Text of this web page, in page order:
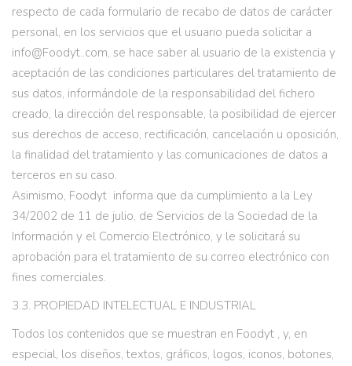
respecto de cada formulario de recabo de datos de carácter
personal, en los servicios que el usuario pueda solicitar a
info@Foodyt..com, se hace saber al usuario de la existencia y
aceptación de las condiciones particulares del tratamiento de
sus datos, informándole de la responsabilidad del fichero
creado, la dirección del responsable, la posibilidad de ejercer
sus derechos de acceso, rectificación, cancelación u oposición,
la finalidad del tratamiento y las comunicaciones de datos a
terceros en su caso.
Asimismo, Foodyt informa que da cumplimiento a la Ley
34/2002 de 11 de julio, de Servicios de la Sociedad de la
Información y el Comercio Electrónico, y le solicitará su
aprobación para el tratamiento de su correo electrónico con
fines comerciales.
3.3. PROPIEDAD INTELECTUAL E INDUSTRIAL
Todos los contenidos que se muestran en Foodyt , y, en
especial, los diseños, textos, gráficos, logos, iconos, botones,